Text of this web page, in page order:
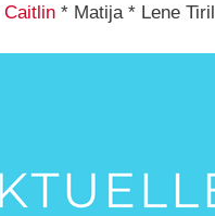
Caitlin * Matija * Lene Tiril